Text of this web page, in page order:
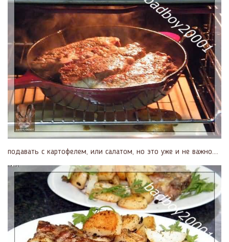
подавать с картофелем, или салатом, но это уже и не важно....